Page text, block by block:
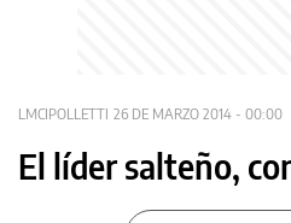
LMCIPOLLETTI 26 DE MARZO 2014 - 00:00
El líder salteño,